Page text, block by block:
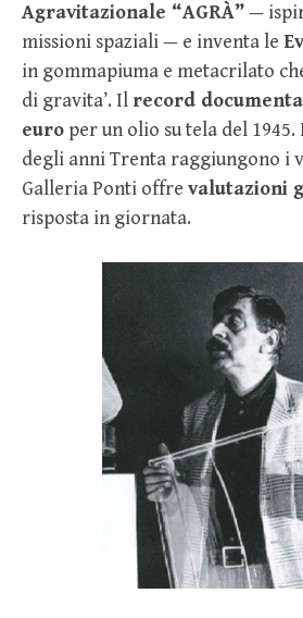
Agravitazionale “AGRÀ”—
missioni spaziali — e inventa le
in gommapiuma e metacrilato
di gravita’. Il record
euro per un olio su tela del
degli anni Trenta raggiungono i
Galleria Ponti offre valutazioni
risposta in giornata.